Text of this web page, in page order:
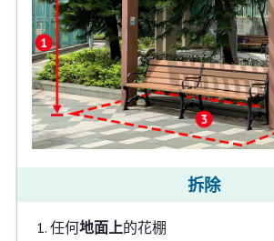
拆除
任何地面上的花棚